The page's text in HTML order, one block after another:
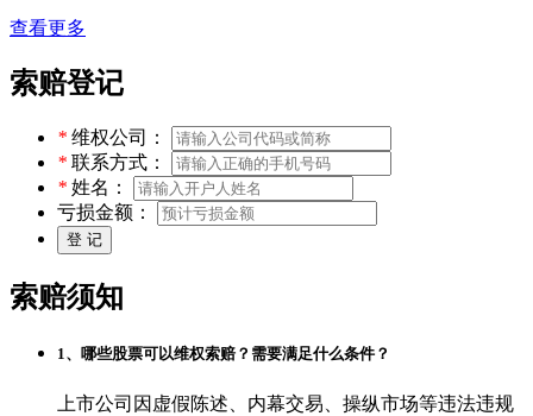
查看更多
索赔登记
* 维权公司：
* 联系方式：
* 姓名：
亏损金额：
索赔须知
1、哪些股票可以维权索赔？需要满足什么条件？
上市公司因虚假陈述、内幕交易、操纵市场等违法违规